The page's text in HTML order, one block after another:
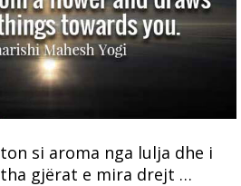
si aroma nga lulja dhe i
gjërat e mira drejt …